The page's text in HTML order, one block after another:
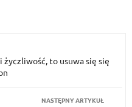
życzli­wość, to usu­wa się się
NASTĘPNY ARTYKUŁ